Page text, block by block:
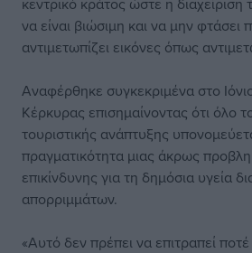
να είναι βιώσιμη και να μην
αντιμετωπίζει εικόνες όπως
Αναφέρθηκε συγκεκριμένα στο
Κέρκυρας επισημαίνοντας ότι όλο
τουριστικής ανάπτυξης
πραγματικότητα μιας άκρως
επικίνδυνης για τη δημόσια υγεία
απορριμμάτων.
«Αυτό δεν πρέπει να επιτραπεί